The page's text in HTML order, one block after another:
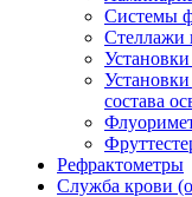
Системы
Стеллажи
состава
Рефрактометры
Служба крови